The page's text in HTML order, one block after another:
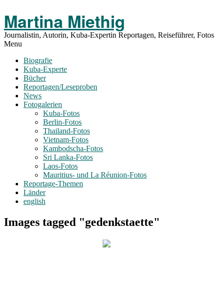
Menu
Martina Miethig
Journalistin, Autorin, Kuba-Expertin Reportagen, Reiseführer, Fotos
Menu
Biografie
Kuba-Experte
Bücher
Reportagen/Leseproben
News
Fotogalerien
Kuba-Fotos
Berlin-Fotos
Thailand-Fotos
Vietnam-Fotos
Kambodscha-Fotos
Sri Lanka-Fotos
Laos-Fotos
Mauritius- und La Réunion-Fotos
Reportage-Themen
Länder
english
Images tagged "gedenkstaette"